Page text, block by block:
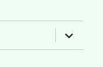
expande
el
menú